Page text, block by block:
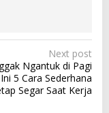
Next post
Ngantuk di Pagi
5 Cara Sederhana
Segar Saat Kerja